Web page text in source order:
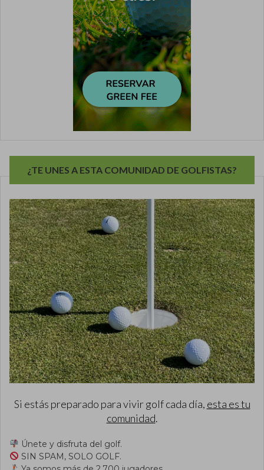
¿TE UNES A ESTA COMUNIDAD DE GOLFISTAS?
Si estás preparado para vivir golf cada día, esta es tu
comunidad.
Únete y disfruta del golf.
SIN SPAM, SOLO GOLF.